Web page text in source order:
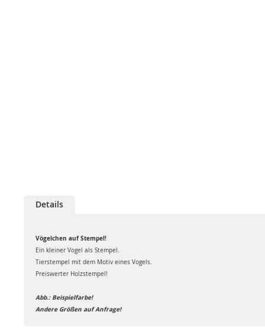
Details
Vögelchen auf Stempel!
Ein kleiner Vogel als Stempel.
Tierstempel mit dem Motiv eines Vogels.
Preiswerter Holzstempel!
Abb.: Beispielfarbe!
Andere Größen auf Anfrage!